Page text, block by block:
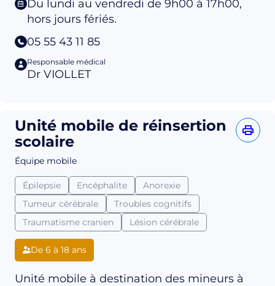
Du lundi au vendredi de 9h00 à 17h00,
hors jours fériés.
05 55 43 11 85
Responsable médical
Dr VIOLLET
Unité mobile de réinsertion
scolaire
Équipe mobile
Épilepsie Encéphalite
Anorexie
Tumeur cérébrale
Troubles cognitifs
Traumatisme cranien
Lésion cérébrale
De 6 à 18 ans
Unité mobile à destination des mineurs à